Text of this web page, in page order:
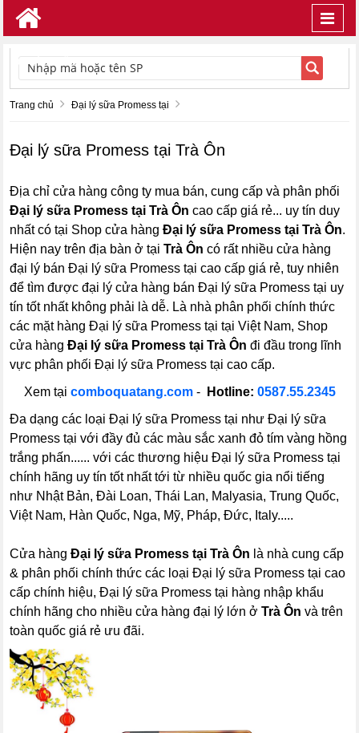
TÌM KIẾM
Trang chủ Đại lý sữa Promess tại
Đại lý sữa Promess tại Trà Ôn
Địa chỉ cửa hàng công ty mua bán, cung cấp và phân phối
Đại lý sữa Promess tại Trà Ôn cao cấp giá rẻ... uy tín duy
nhất có tại Shop cửa hàngĐại lý sữa Promess tại Trà Ôn.
Hiện nay trên địa bàn ở tạiTrà Ôn có rất nhiều cửa hàng
đại lý bán Đại lý sữa Promess tại cao cấp giá rẻ, tuy nhiên
để tìm được đại lý cửa hàng bán Đại lý sữa Promess tại uy
tín tốt nhất không phải là dễ. Là nhà phân phối chính thức
các mặt hàng Đại lý sữa Promess tại tại Việt Nam, Shop
cửa hàngĐại lý sữa Promess tại Trà Ôn đi đầu trong lĩnh
vực phân phối Đại lý sữa Promess tại cao cấp.
Xem tại comboquatang.com- Hotline: 0587.55.2345
Đa dạng các loại Đại lý sữa Promess tại như Đại lý sữa
Promess tại với đầy đủ các màu sắc xanh đỏ tím vàng hồng
trắng phấn...... với các thương hiệu Đại lý sữa Promess tại
chính hãng uy tín tốt nhất tới từ nhiều quốc gia nổi tiếng
như Nhật Bản, Đài Loan, Thái Lan, Malyasia, Trung Quốc,
Việt Nam, Hàn Quốc, Nga, Mỹ, Pháp, Đức, Italy.....
Cửa hàngĐại lý sữa Promess tại Trà Ôn là nhà cung cấp
& phân phối chính thức các loại Đại lý sữa Promess tại cao
cấp chính hiệu, Đại lý sữa Promess tại hàng nhập khẩu
chính hãng cho nhiều cửa hàng đại lý lớn ởTrà Ôn và trên
toàn quốc giá rẻ ưu đãi.